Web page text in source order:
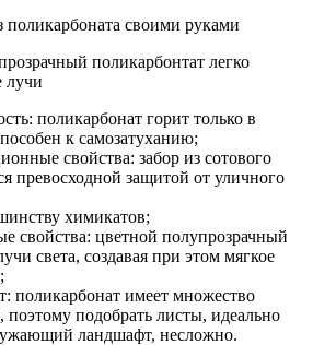
поликарбонтат легко
лучи
поликарбонат горит только в
к самозатуханию;
свойства: забор из сотового
превосходной защитой от уличного
химикатов;
свойства: цветной полупрозрачный
света, создавая при этом мягкое
поликарбонат имеет множество
подобрать листы, идеально
ландшафт, несложно.